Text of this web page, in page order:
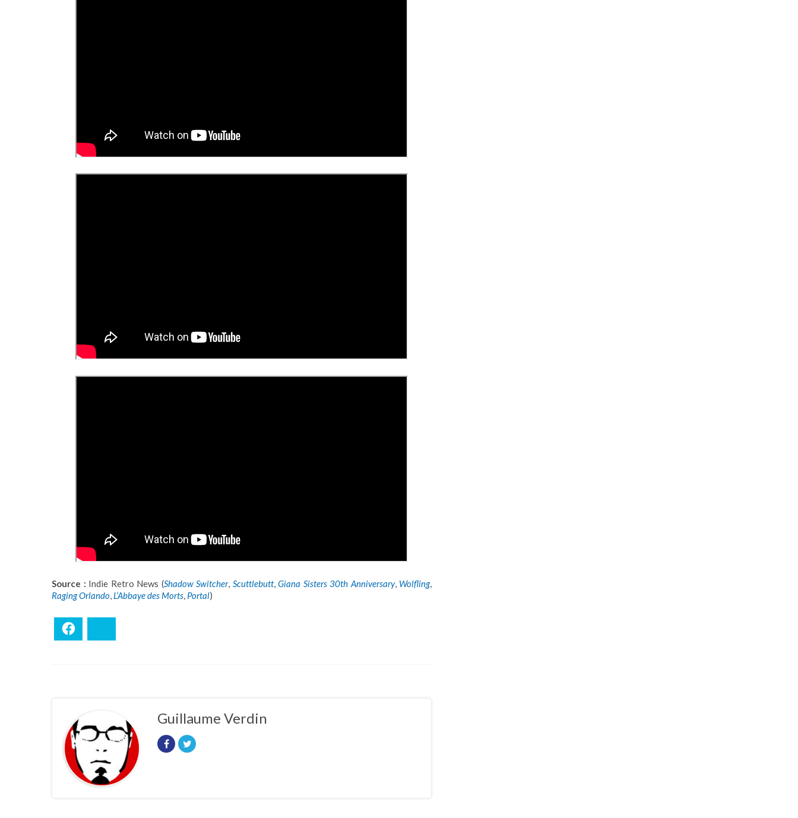
Source : Indie Retro News (Shadow Switcher, Scuttlebutt, Giana Sisters 30th Anniversary, Wolfling,
Raging Orlando, L’Abbaye des Morts, Portal)
Guillaume Verdin